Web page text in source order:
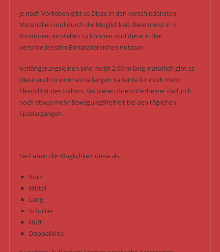
Je nach Vorlieben gibt es Diese in den verschiedensten
Materialien und durch die Möglichkeit diese meist in 3
Positionen einstellen zu können sind diese in den
verschiedensten Einsatzbereichen nutzbar.
Verlängerungsleinen sind meist 2,00 m lang, natürlich gibt es
Diese auch in einer extra langen Variante für noch mehr
Flexibilität des Halters. Sie bieten Ihrem Vierbeiner dadurch
noch etwas mehr Bewegungsfreiheit bei den täglichen
Spaziergängen.
Sie haben die Möglichkeit diese als
Kurz
Mittel
Lang
Schulter
Hüft
Doppelleine